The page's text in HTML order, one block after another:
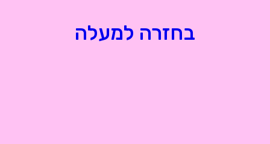
בחזרה למעלה